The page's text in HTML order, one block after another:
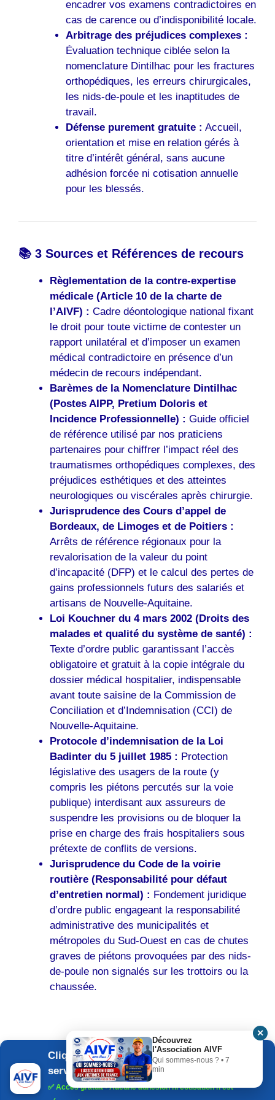
encadrer vos examens contradictoires en
cas de carence ou d’indisponibilité locale.
Arbitrage des préjudices complexes :
Évaluation technique ciblée selon la
nomenclature Dintilhac pour les fractures
orthopédiques, les erreurs chirurgicales,
les nids-de-poule et les inaptitudes de
travail.
Défense purement gratuite : Accueil,
orientation et mise en relation gérés à
titre d’intérêt général, sans aucune
adhésion forcée ni cotisation annuelle
pour les blessés.
📚 3 Sources et Références de recours
Règlementation de la contre-expertise
médicale (Article 10 de la charte de
l’AIVF) : Cadre déontologique national fixant
le droit pour toute victime de contester un
rapport unilatéral et d’imposer un examen
médical contradictoire en présence d’un
médecin de recours indépendant.
Barèmes de la Nomenclature Dintilhac
(Postes AIPP, Pretium Doloris et
Incidence Professionnelle) : Guide officiel
de référence utilisé par nos praticiens
partenaires pour chiffrer l’impact réel des
traumatismes orthopédiques complexes, des
préjudices esthétiques et des atteintes
neurologiques ou viscérales après chirurgie.
Jurisprudence des Cours d’appel de
Bordeaux, de Limoges et de Poitiers :
Arrêts de référence régionaux pour la
revalorisation de la valeur du point
d’incapacité (DFP) et le calcul des pertes de
gains professionnels futurs des salariés et
artisans de Nouvelle-Aquitaine.
Loi Kouchner du 4 mars 2002 (Droits des
malades et qualité du système de santé) :
Texte d’ordre public garantissant l’accès
obligatoire et gratuit à la copie intégrale du
dossier médical hospitalier, indispensable
avant toute saisine de la Commission de
Conciliation et d’Indemnisation (CCI) de
Nouvelle-Aquitaine.
Protocole d’indemnisation de la Loi
Badinter du 5 juillet 1985 : Protection
législative des usagers de la route (y
compris les piétons percutés sur la voie
publique) interdisant aux assureurs de
suspendre les provisions ou de bloquer la
prise en charge des frais hospitaliers sous
prétexte de conflits de versions.
Jurisprudence du Code de la voirie
routière (Responsabilité pour défaut
d’entretien normal) : Fondement juridique
d’ordre public engageant la responsabilité
administrative des municipalités et
métropoles du Sud-Ouest en cas de chutes
graves de piétons provoquées par des nids-
de-poule non signalés sur les trottoirs ou la
chaussée.
Cliquez ici pour découvrir les 8
services de l'AIVF
✅Accès gratuit• Aucune adhésion ni cotisation n'est
Découvrez
l'Association AIVF
Qui sommes-nous ? • 7
min
✕